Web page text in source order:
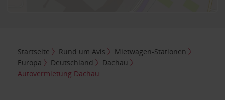
Startseite Rund um Avis
Mietwagen-Stationen
Europa
Deutschland
Dachau
Autovermietung Dachau